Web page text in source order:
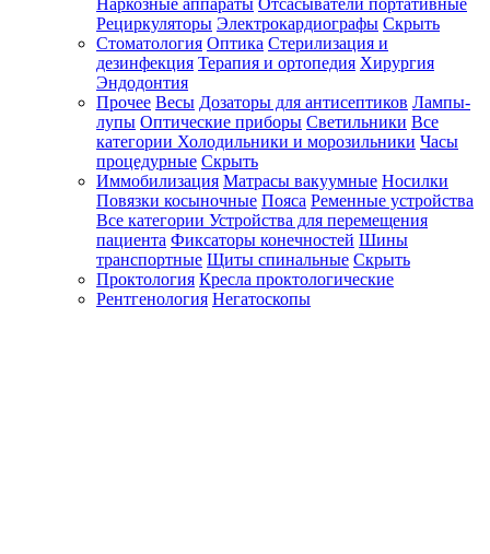
Наркозные аппараты Отсасыватели портативные
Рециркуляторы Электрокардиографы Скрыть
Стоматология Оптика Стерилизация и
дезинфекция Терапия и ортопедия Хирургия
Эндодонтия
Прочее Весы Дозаторы для антисептиков Лампы-
лупы Оптические приборы Светильники Все
категории Холодильники и морозильники Часы
процедурные Скрыть
Иммобилизация Матрасы вакуумные Носилки
Повязки косыночные Пояса Ременные устройства
Все категории Устройства для перемещения
пациента Фиксаторы конечностей Шины
транспортные Щиты спинальные Скрыть
Проктология Кресла проктологические
Рентгенология Негатоскопы